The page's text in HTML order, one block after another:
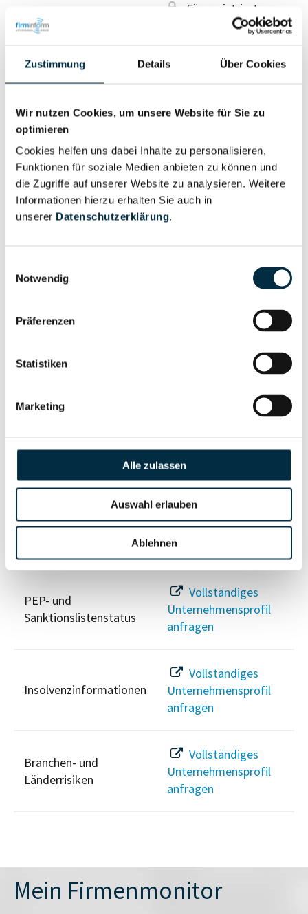
Zustimmung Details Über Cookies
Wir nutzen Cookies, um unsere Website für Sie zu
optimieren
Cookies helfen uns dabei Inhalte zu personalisieren,
Funktionen für soziale Medien anbieten zu können und
die Zugriffe auf unserer Website zu analysieren. Weitere
Informationen hierzu erhalten Sie auch in
unserer Datenschutzerklärung.
Notwendig
Präferenzen
Statistiken
Marketing
Alle zulassen
Auswahl erlauben
Ablehnen
Geschäftsführer (1)
Für registrierte
Prokurist (1)
Für registrierte
Wirtschaftlich
Berechtigter
Unternehmensprofil
anfragen
Vollständiges
Vollständiges
Wirtschaftlich
Vollständiges
Unternehmensprofil
anfragen
PEP- und
Sanktionslistenstatus
Vollständiges
Unternehmensprofil
anfragen
Insolvenzinformationen
Vollständiges
Unternehmensprofil
anfragen
Branchen- und
Länderrisiken
Vollständiges
Unternehmensprofil
anfragen
Mein Firmenmonitor